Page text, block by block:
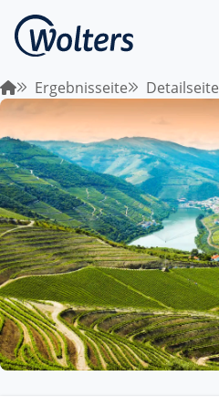
Ergebnisseite Detailseite